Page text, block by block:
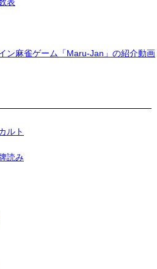
表
ン麻雀ゲーム「Maru-Jan」の紹介動画
ルト
読み